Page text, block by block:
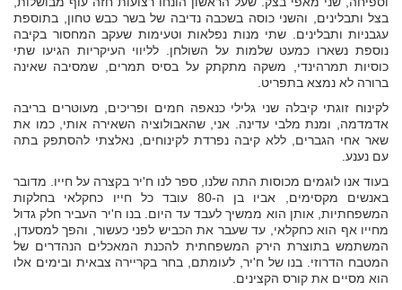
בצל ותבלינים, והשני כוסה בשכבה נדיבה של בשר כבש טחון, בתוספת
עגבניות ותבלינים. שתי מנות נפלאות וטעימות שעקב המחסור בקיבה
נוספת נשארו כמעט שלמות על השולחן. לליווי העיקריות הגיעו שתי
כוסיות תמרהינדי, משקה מתקתק על בסיס תמרים, שמסיבה שאינה
ברורה לא נמצא בתפריט.
לקינוח זוגתי קיבלה שני גלילי כנאפה חמים ופריכים, מעוטרים בריבה
אדמדמה, ומנת מלבי עדינה. אני, שהאבולוציה השאירה אותי, כמו את
שאר אחי הגברים, ללא קיבה נפרדת לקינוחים, נאלצתי להסתפק בתה
עם נענע.
בעוד אנו לוגמים מכוסות התה שלנו, ספר לנו ח'יר בקצרה על חייו. מדובר
באנשים מקסימים, אביו בן ה-80 עובד כל חייו כחקלאי בחלקות
המשפחתיות, אותן הוא ממשיך לעבד עד היום. בנו ח'יר העביר חלק גדול
מחייו אף הוא כחקלאי, עד שעבר את הכביש לפני כעשור, והפך למסעדן,
המשתמש בתוצרת הירק המשפחתית להכנת המאכלים הנהדרים של
המטבח הדרוזי. בנו של ח'יר, לעומתם, בחר בקריירה צבאית ובימים אלו
הוא מסיים את קורס הקצינים.